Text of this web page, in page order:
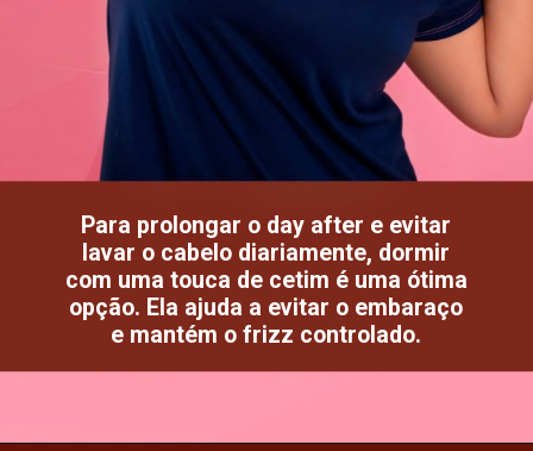
Para prolongar o day after e evitar
lavar o cabelo diariamente, dormir
com uma touca de cetim é uma ótima
opção. Ela ajuda a evitar o embaraço
e mantém o frizz controlado.